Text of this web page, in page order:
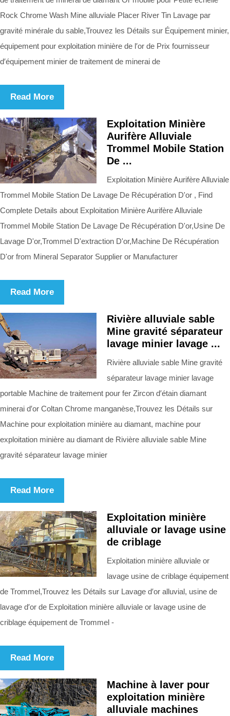
Rock Chrome Wash Mine alluviale Placer River Tin Lavage par
gravité minérale du sable,Trouvez les Détails sur Équipement minier,
équipement pour exploitation minière de l′or de Prix fournisseur
d′équipement minier de traitement de minerai de
Read More
Exploitation Minière
Aurifère Alluviale
Trommel Mobile Station
De ...
Exploitation Minière Aurifère Alluviale
Trommel Mobile Station De Lavage De Récupération D'or , Find
Complete Details about Exploitation Minière Aurifère Alluviale
Trommel Mobile Station De Lavage De Récupération D'or,Usine De
Lavage D'or,Trommel D'extraction D'or,Machine De Récupération
D'or from Mineral Separator Supplier or Manufacturer
Read More
Rivière alluviale sable
Mine gravité séparateur
lavage minier lavage ...
Rivière alluviale sable Mine gravité
séparateur lavage minier lavage
portable Machine de traitement pour fer Zircon d′étain diamant
minerai d′or Coltan Chrome manganèse,Trouvez les Détails sur
Machine pour exploitation minière au diamant, machine pour
exploitation minière au diamant de Rivière alluviale sable Mine
gravité séparateur lavage minier
Read More
Exploitation minière
alluviale or lavage usine
de criblage
Exploitation minière alluviale or
lavage usine de criblage équipement
de Trommel,Trouvez les Détails sur Lavage d′or alluvial, usine de
lavage d′or de Exploitation minière alluviale or lavage usine de
criblage équipement de Trommel -
Read More
Machine à laver pour
exploitation minière
alluviale machines